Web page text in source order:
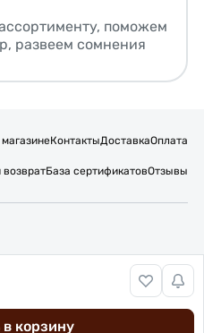
корзину
поможем
развеем сомнения
КонтактыДоставкаОплата
возвратБаза сертификатовОтзывы
данных